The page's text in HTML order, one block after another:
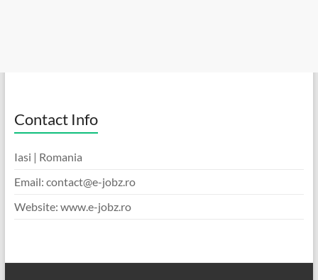
Contact Info
Iasi | Romania
Email: contact@e-jobz.ro
Website: www.e-jobz.ro